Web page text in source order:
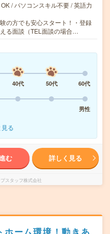
/ パソコンスキル不要 / 英語力
の方でも安心スタート！・登録
る面談（TEL面談の場合…
40代 50代
60代
男性
見る
む 詳しく見る
スタッフ株式会社
ホーム環境！動きあ